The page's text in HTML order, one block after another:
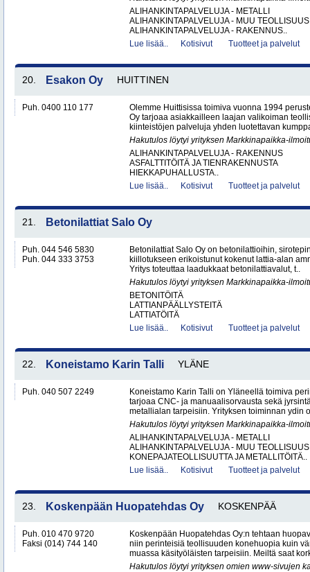
ALIHANKINTAPALVELUJA - METALLI
ALIHANKINTAPALVELUJA - MUU TEOLLISUUS
ALIHANKINTAPALVELUJA - RAKENNUS..
Lue lisää..
Kotisivut Tuotteet ja palvelut
20. Esakon Oy HUITTINEN
Puh. 0400 110 177
Olemme Huittisissa toimiva vuonna 1994
Oy tarjoaa asiakkailleen laajan valikoiman
kiinteistöjen palveluja yhden luotettavan
Hakutulos löytyi yrityksen Markkinapaikka-
ALIHANKINTAPALVELUJA - RAKENNUS
ASFALTTITÖITÄ JA TIENRAKENNUSTA
HIEKKAPUHALLUSTA..
Lue lisää..
Kotisivut Tuotteet ja palvelut
21. Betonilattiat Salo Oy
Puh. 044 546 5830
Puh. 044 333 3753
Betonilattiat Salo Oy on betonilattioihin,
kiillotukseen erikoistunut kokenut lattia-alan
Yritys toteuttaa laadukkaat betonilattiavalut, t..
Hakutulos löytyi yrityksen Markkinapaikka-
BETONITÖITÄ
LATTIANPÄÄLLYSTEITÄ
LATTIATÖITÄ
Lue lisää..
Kotisivut Tuotteet ja palvelut
22. Koneistamo Karin Talli YLÄNE
Puh. 040 507 2249
Koneistamo Karin Talli on Yläneellä toimiva
tarjoaa CNC- ja manuaalisorvausta sekä
metallialan tarpeisiin. Yrityksen toiminnan ydin
Hakutulos löytyi yrityksen Markkinapaikka-
ALIHANKINTAPALVELUJA - METALLI
ALIHANKINTAPALVELUJA - MUU TEOLLISUUS
KONEPAJATEOLLISUUTTA JA METALLITÖITÄ..
Lue lisää..
Kotisivut Tuotteet ja palvelut
23. Koskenpään Huopatehdas Oy KOSKENPÄÄ
Puh. 010 470 9720
Faksi (014) 744 140
Koskenpään Huopatehdas Oy:n tehtaan
niin perinteisiä teollisuuden konehuopia kuin
muassa käsityöläisten tarpeisiin. Meiltä saat
Hakutulos löytyi yrityksen omien www-sivujen